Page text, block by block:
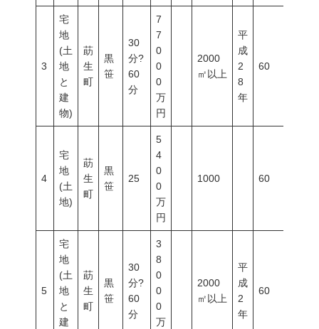
3
宅
地
(土
地
と
建
物)
莇
生
町
黒
笹
30
分?
60
分
7
7
0
0
0
万
円
2000
㎡以上
平
成
2
8
年
60
4
宅
地
(土
地)
莇
生
町
黒
笹
25
5
4
0
0
万
円
1000 60
5
宅
地
(土
地
と
建
莇
生
町
黒
笹
30
分?
60
分
3
8
0
0
0
万
2000
㎡以上
平
成
2
年
60